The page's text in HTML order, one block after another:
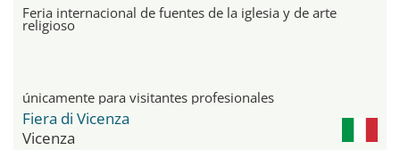
Feria internacional de fuentes de la iglesia y de arte
religioso
únicamente para visitantes profesionales
Fiera di Vicenza
Vicenza